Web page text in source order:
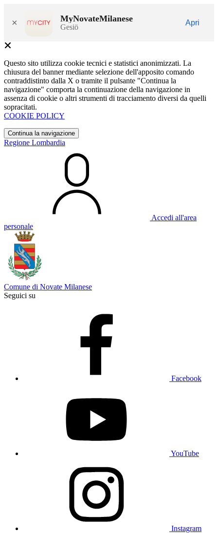
× MyNovateMilanese
Gesiö
Apri
Questo sito utilizza cookie tecnici e statistici anonimizzati. La
chiusura del banner mediante selezione dell'apposito comando
contraddistinto dalla X o tramite il pulsante "Continua la
navigazione" comporta la continuazione della navigazione in
assenza di cookie o altri strumenti di tracciamento diversi da quelli
sopracitati.
COOKIE POLICY
Continua la navigazione
Regione Lombardia
Accedi all'area
personale
Comune di Novate Milanese
Seguici su
Facebook
YouTube
Instagram